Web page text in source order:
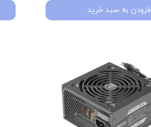
به سبد خرید